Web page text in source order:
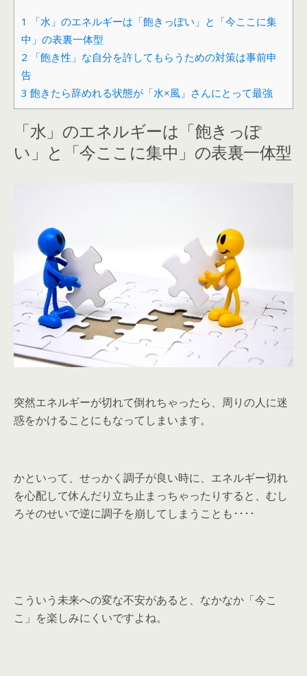
1
「水」のエネルギーは「飽きっぽい」と「今ここに集
中」の表裏一体型
2 「飽き性」な自分を許してもらうための対策は事前申
告
3 飽きたら辞めれる状態が「水×風」さんにとって最強
「水」のエネルギーは「飽きっぽ
い」と「今ここに集中」の表裏一体型
突然エネルギーが切れて倒れちゃったら、周りの人に迷
惑をかけることにもなってしまいます。
かといって、せっかく調子が良い時に、エネルギー切れ
を心配して休んだり立ち止まっちゃったりすると、むし
ろそのせいで逆に調子を崩してしまうことも････
こういう未来への変な不安があると、なかなか「今こ
こ」を楽しみにくいですよね。